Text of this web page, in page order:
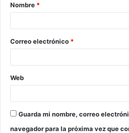
Nombre *
Correo electrónico *
Web
Guarda mi nombre, correo
navegador para la próxima vez que